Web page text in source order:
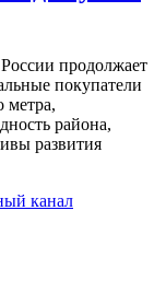
продолжает
покупатели
метра,
района,
развития
канал